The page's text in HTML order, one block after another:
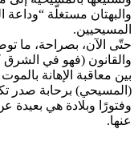
والبهتان مستغلّة
المسيحيين.
حتّى الآن، بصراحة، ما
والقانون (فهو في
بين معاقبة الإهانة
(المسيحي) برحابة صدر
وفتورًا وبلادة هي بعيدة
عنها.